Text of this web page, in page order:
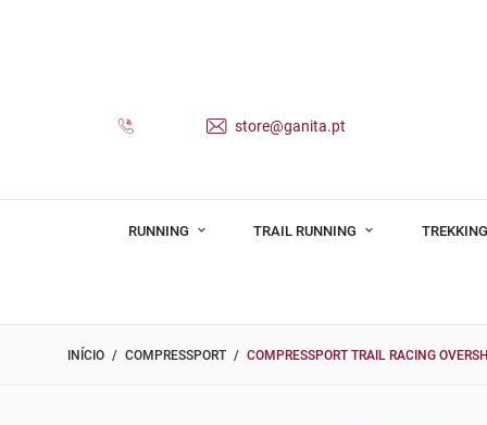
store@ganita.pt
RUNNING TRAIL RUNNING
INÍCIO COMPRESSPORT COMPRESSPORT TRAIL RACING